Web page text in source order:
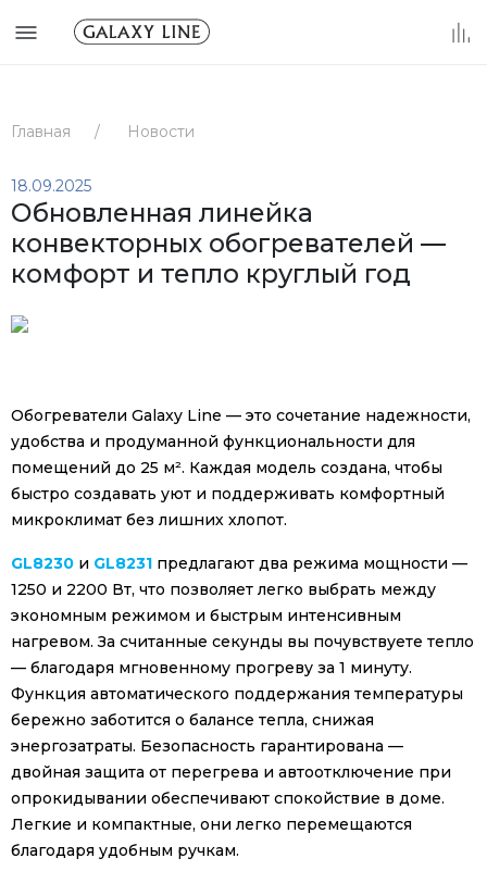
Главная / Новости
18.09.2025
Обновленная линейка
конвекторных обогревателей —
комфорт и тепло круглый год
Обогреватели Galaxy Line — это сочетание надежности,
удобства и продуманной функциональности для
помещений до 25 м². Каждая модель создана, чтобы
быстро создавать уют и поддерживать комфортный
микроклимат без лишних хлопот.
GL8230 и GL8231 предлагают два режима мощности —
1250 и 2200 Вт, что позволяет легко выбрать между
экономным режимом и быстрым интенсивным
нагревом. За считанные секунды вы почувствуете тепло
— благодаря мгновенному прогреву за 1 минуту.
Функция автоматического поддержания температуры
бережно заботится о балансе тепла, снижая
энергозатраты. Безопасность гарантирована —
двойная защита от перегрева и автоотключение при
опрокидывании обеспечивают спокойствие в доме.
Легкие и компактные, они легко перемещаются
благодаря удобным ручкам.